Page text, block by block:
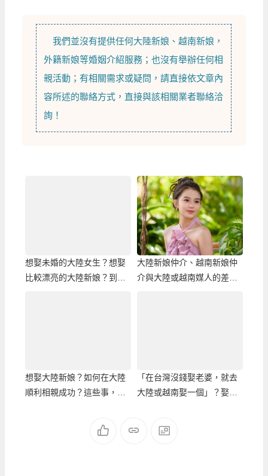
我們並沒有提供任何大陸新娘 、越南新娘 ，
外籍新娘等婚姻介紹服務；也沒有舉辦任何相
親活動；有相關需求或疑問，請直接依文章內
容所述的聯絡方式，直接與該相關業者聯絡洽
詢！
想娶未婚的大陸女生？想娶
比較漂亮的大陸新娘？到哈
大陸新娘仲介、越南新娘仲
介與大陸或越南媒人的差別
想娶大陸新娘？如何在大陸
順利相親成功？這些事，必
「在台灣沒錢娶老婆，就去
大陸或越南娶一個」？娶大